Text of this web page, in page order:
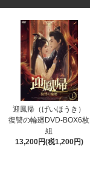
迎鳳帰（げいほうき）
復讐の輪廻DVD-BOX6枚
組
13,200円(税1,200円)